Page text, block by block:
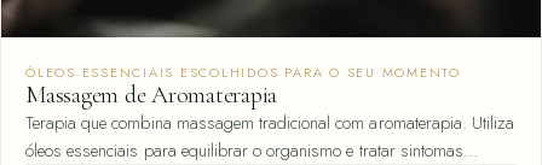
ÓLEOS ESSENCIAIS ESCOLHIDOS PARA O SEU MOMENTO
Massagem de Aromaterapia
Terapia que combina massagem tradicional com aromaterapia. Utiliza
óleos essenciais para equilibrar o organismo e tratar sintomas…